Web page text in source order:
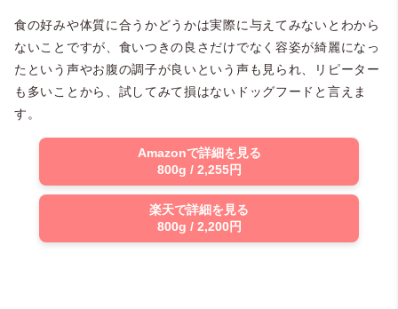
食の好みや体質に合うかどうかは実際に与えてみないとわから
ないことですが、食いつきの良さだけでなく容姿が綺麗になっ
たという声やお腹の調子が良いという声も見られ、リピーター
も多いことから、試してみて損はないドッグフードと言えま
す。
Amazonで詳細を見る
800g / 2,255円
楽天で詳細を見る
800g / 2,200円